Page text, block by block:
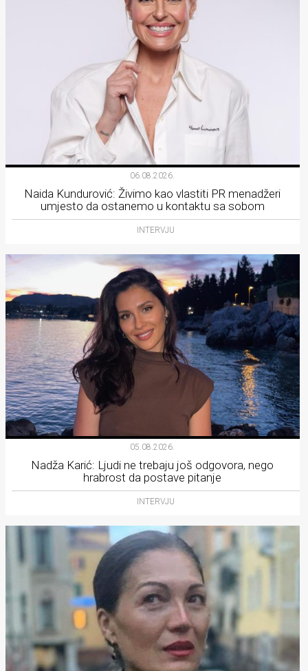
06.08.2026.
Naida Kundurović: Živimo kao vlastiti PR menadžeri
umjesto da ostanemo u kontaktu sa sobom
INTERVJU
05.08.2026.
Nadža Karić: Ljudi ne trebaju još odgovora, nego
hrabrost da postave pitanje
INTERVJU